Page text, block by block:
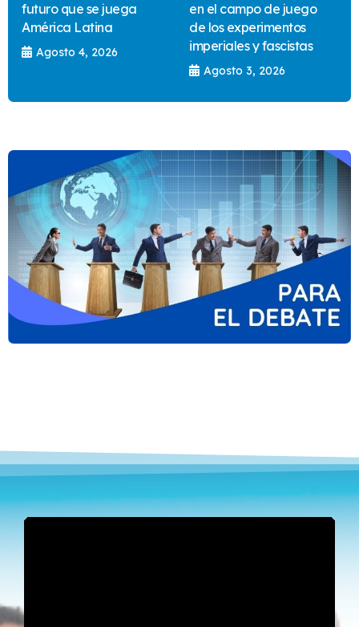
futuro que se juega
América Latina
Agosto 4, 2026
en el campo de juego
de los experimentos
imperiales y fascistas
Agosto 3, 2026